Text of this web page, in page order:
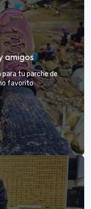
compartir con sus
rodeados de
amigos
para tu parche de
favorito